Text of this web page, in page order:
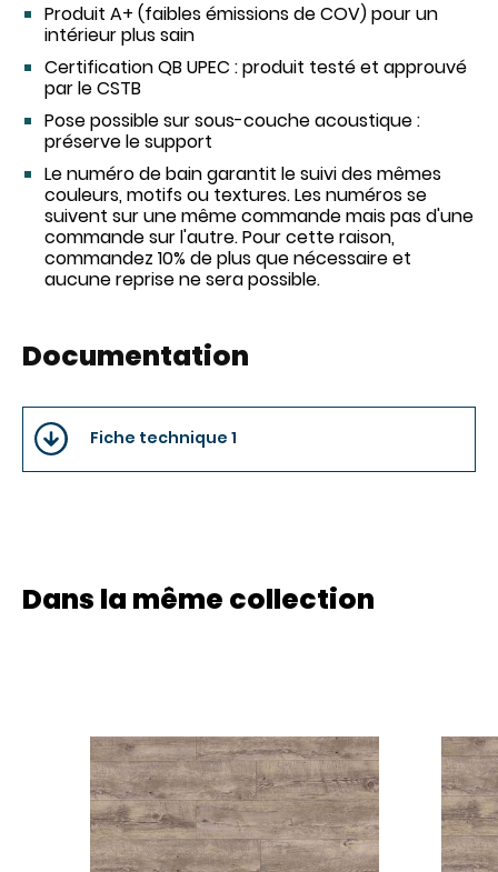
Produit A+ (faibles émissions de COV) pour un
intérieur plus sain
Certification QB UPEC : produit testé et approuvé
par le CSTB
Pose possible sur sous-couche acoustique :
préserve le support
Le numéro de bain garantit le suivi des mêmes
couleurs, motifs ou textures. Les numéros se
suivent sur une même commande mais pas d'une
commande sur l'autre. Pour cette raison,
commandez 10% de plus que nécessaire et
aucune reprise ne sera possible.
Documentation
Fiche technique 1
Dans la même collection